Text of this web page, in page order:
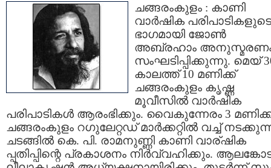
ചങ്ങരംകുളം : കാണി
വാര്‍ഷിക പരിപാടികളുടെ
ഭാഗമായി ജോണ്‍
അബ്രഹാം
സംഘടിപ്പിക്കുന്നു. മെയ്‌
കാലത്ത് 10 മണിക്ക്
ചങ്ങരംകുളം കൃഷ്ണ
മൂവീസില്‍ വാര്‍ഷിക
പരിപാടികള്‍ ആരംഭിക്കും. വൈകുന്നേരം 3
ചങ്ങരംകുളം റഗുലേറ്റഡ് മാര്‍ക്കറ്റില്‍ വച്ച്
ചടങ്ങില്‍ കെ. പി. രാമനുണ്ണി കാണി വാര്ഷിക
പ്പതിപ്പിന്റെ പ്രകാശനം നിര്‍വ്വഹിക്കും.